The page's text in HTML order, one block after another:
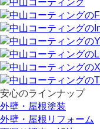
安心のラインナップ
外壁・屋根塗装
外壁・屋根リフォーム